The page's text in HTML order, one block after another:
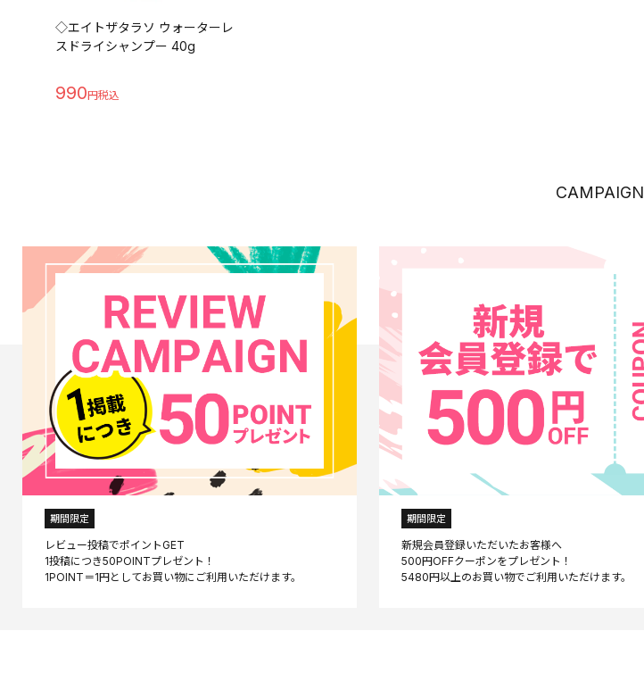
◇エイトザタラソ ウォーターレ
スドライシャンプー 40g
990
CAMPAIGN
期間限定
レビュー投稿でポイントGET
1投稿につき50POINTプレゼント！
期間限定
新規会員登録いただいたお客様へ
500円OFFクーポンをプレゼント！